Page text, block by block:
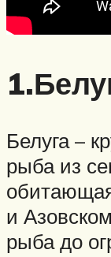
Белуга –
рыба из
и
рыба до